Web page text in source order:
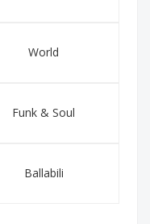
World
Funk & Soul
Ballabili